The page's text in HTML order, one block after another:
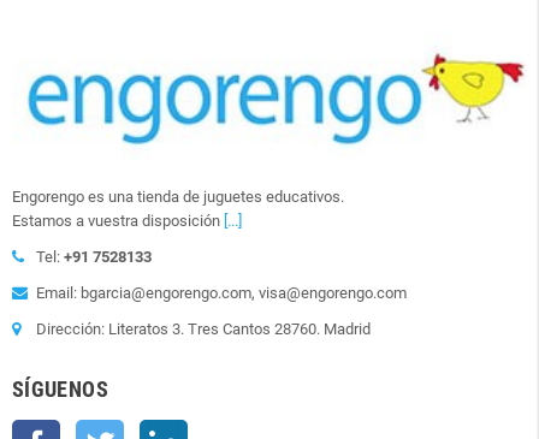
Engorengo es una tienda de juguetes educativos.
Estamos a vuestra disposición [...]
Tel: +91 7528133
Email: bgarcia@engorengo.com, visa@engorengo.com
Dirección: Literatos 3. Tres Cantos 28760. Madrid
SÍGUENOS
Facebook Twitter